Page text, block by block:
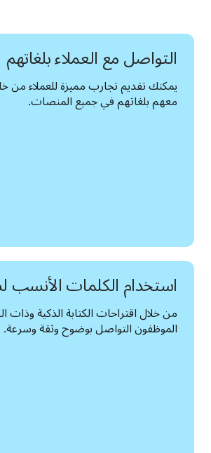
التواصل مع العملاء بلغاتهم
معهم بلغاتهم في جميع المنصات.
استخدام الكلمات الأنسب
الموظفون التواصل بوضوح وثقة وسرعة.